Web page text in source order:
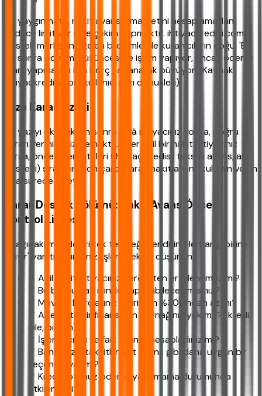
En yaygın hata, nakit avansın maliyetini hesaplamadan
sadece limit var diye çekim yapmaktır. ihtiyackredisi.com
destek merkezine gelen bildirimlerde kullanıcıların çoğu, 'Bir
ay sonra öderim' düşüncesiyle işlem yapıyor, ancak ödeme
planı yapmadığı için borç katlanarak büyüyor. (Kaynak:
ihtiyackredisi.com kullanıcı geri dönüşleri)
Hızlı Karar Özeti
Bu yazıyı okuduktan sonra hâlâ ihtiyacınız yoksa, doğru
kararı vermişsiniz demektir. Eğer acil bir nakit ihtiyacınız
varsa, önce alternatifleri (ihtiyaç kredisi, taksitli avans, aile
desteği) sıralayın. Son çare olarak nakit avans kullanın ve en
kısa sürede ödeyin.
Karar Destek Bölümü: Nakit Avans Öncesi
Kontrol Listesi
Aşağıdaki maddeleri tek tek değerlendirin. Herhangi birine
'hayır' yanıtı verirseniz, işlemi tekrar düşünün.
✓ Acil nakit ihtiyacınız gerçekten ertelenemez mi?
✓ Bu borcu 1 ay içinde kapatabilecek misiniz?
✓ Mevcut borçlarınız gelirinizin %30'undan az mı?
✓ Alternatif bir finansman kaynağınız yok mu? (kredi,
aile, birikim)
✓ İşlem ücreti ve faiz oranını hesapladınız mı?
✓ Bankanızın taksitli nakit avans gibi daha uygun bir
seçeneği var mı?
✓ Kredi notunuz ödeme yapamama durumunda
etkilenir mi?